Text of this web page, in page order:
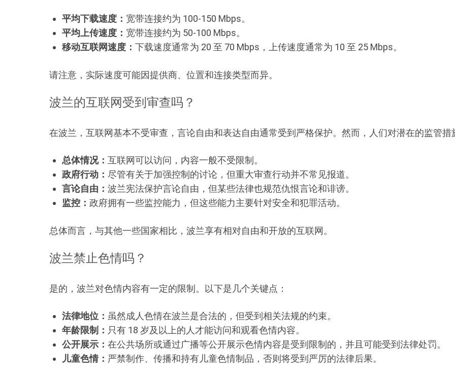
平均下载速度： 宽带连接约为 100-150 Mbps。
平均上传速度： 宽带连接约为 50-100 Mbps。
移动互联网速度： 下载速度通常为 20 至 70 Mbps，上传速度通常为 10 至 25 Mbps。
请注意，实际速度可能因提供商、位置和连接类型而异。
波兰的互联网受到审查吗？
在波兰，互联网基本不受审查，言论自由和表达自由通常受到严格保护。然而，人们对潜在的监管措
总体情况： 互联网可以访问，内容一般不受限制。
政府行动： 尽管有关于加强控制的讨论，但重大审查行动并不常见报道。
言论自由： 波兰宪法保护言论自由，但某些法律也规范仇恨言论和诽谤。
监控： 政府拥有一些监控能力，但这些能力主要针对安全和犯罪活动。
总体而言，与其他一些国家相比，波兰享有相对自由和开放的互联网。
波兰禁止色情吗？
是的，波兰对色情内容有一定的限制。以下是几个关键点：
法律地位： 虽然成人色情在波兰是合法的，但受到相关法规的约束。
年龄限制： 只有 18 岁及以上的人才能访问和观看色情内容。
公开展示： 在公共场所或通过广播等公开展示色情内容是受到限制的，并且可能受到法律处罚。
儿童色情： 严禁制作、传播和持有儿童色情制品，否则将受到严厉的法律后果。